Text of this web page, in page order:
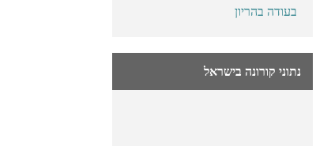
בעודה בהריון
נתוני קורונה בישראל